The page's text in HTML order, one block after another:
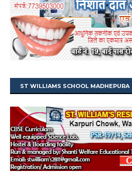
ST WILLIAMS SCHOOL MADHEPURA